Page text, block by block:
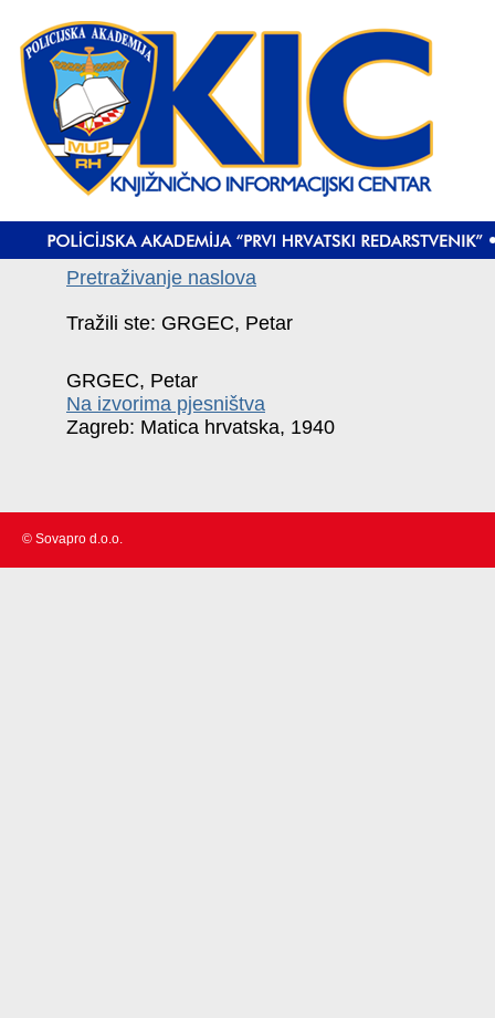
Pretraživanje naslova
Tražili ste: GRGEC, Petar
GRGEC, Petar
Na izvorima pjesništva
Zagreb: Matica hrvatska, 1940
© Sovapro d.o.o.